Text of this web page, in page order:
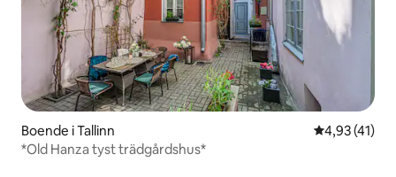
Boende i Tallinn 4,93 av 5 i
4,93 (41)
*Old Hanza tyst trädgårdshus*